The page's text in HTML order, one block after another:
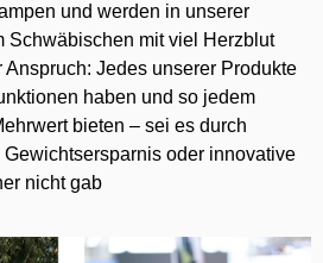
und werden in unserer
Schwäbischen mit viel Herzblut
Jedes unserer Produkte
haben und so jedem
bieten – sei es durch
oder innovative
nicht gab